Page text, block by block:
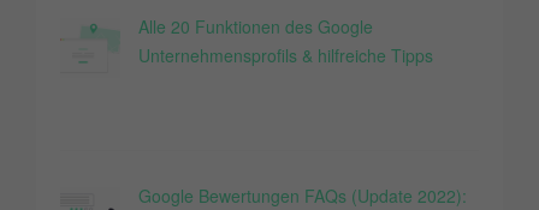
Alle 20 Funktionen des Google
Unternehmensprofils & hilfreiche Tipps
Google Bewertungen FAQs (Update 2022):